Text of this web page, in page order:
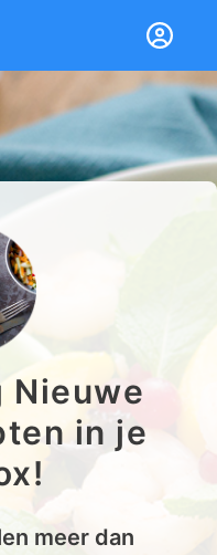
Nieuwe
in je
meer dan